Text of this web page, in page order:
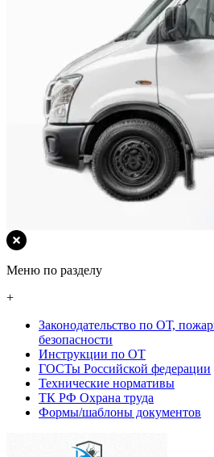
Меню по разделу
+
Законодательство по ОТ,
безопасности
Инструкции по ОТ
ГОСТы Российской федерации
Технические нормативы
ТК РФ Охрана труда
Формы/шаблоны документов